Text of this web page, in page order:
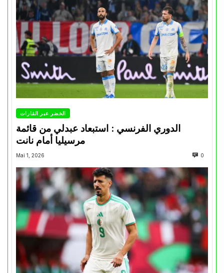
الخضر عبر القارات
الدوري الفرنسي : استبعاد عبدلي من قائمة
مرسيليا أمام نانت
Mai 1, 2026 0